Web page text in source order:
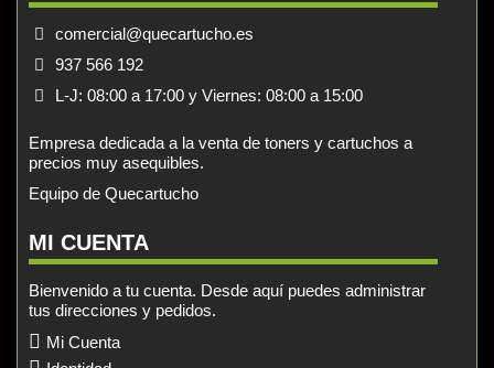
comercial@quecartucho.es
937 566 192
L-J: 08:00 a 17:00 y Viernes: 08:00 a 15:00
Empresa dedicada a la venta de toners y cartuchos a
precios muy asequibles.
Equipo de Quecartucho
MI CUENTA
Bienvenido a tu cuenta. Desde aquí puedes administrar
tus direcciones y pedidos.
Mi Cuenta